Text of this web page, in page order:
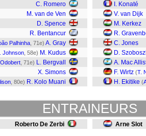
C. Romero
M. van de Ven
D. Spence
R. Bentancur
Palhinha , 71e) A. Gray
Johnson , 58e) M. Kudus
, 71e) L. Bergvall
X. Simons
, 80e) R. Kolo Muani
I. Konaté
V. van Dijk
M. Kerkez
R.
C. Jones
D.
A. Mac
F. Wirtz (T.
H. Ekitike (
ENTRAINEURS
Roberto De Zerbi Arne Slot